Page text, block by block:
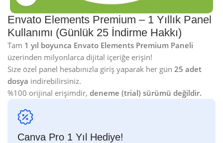
Envato Elements Premium – 1 Yıllık Panel
Kullanımı (Günlük 25 İndirme Hakkı)
Tam 1 yıl boyunca Envato Elements Premium Paneli
üzerinden milyonlarca dijital içeriğe erişin!
Size özel panel hesabınızla giriş yaparak her gün 25 adet
dosya indirebilirsiniz.
%100 orijinal erişimdir, deneme (trial) sürümü değildir.
Canva Pro 1 Yıl Hediye!